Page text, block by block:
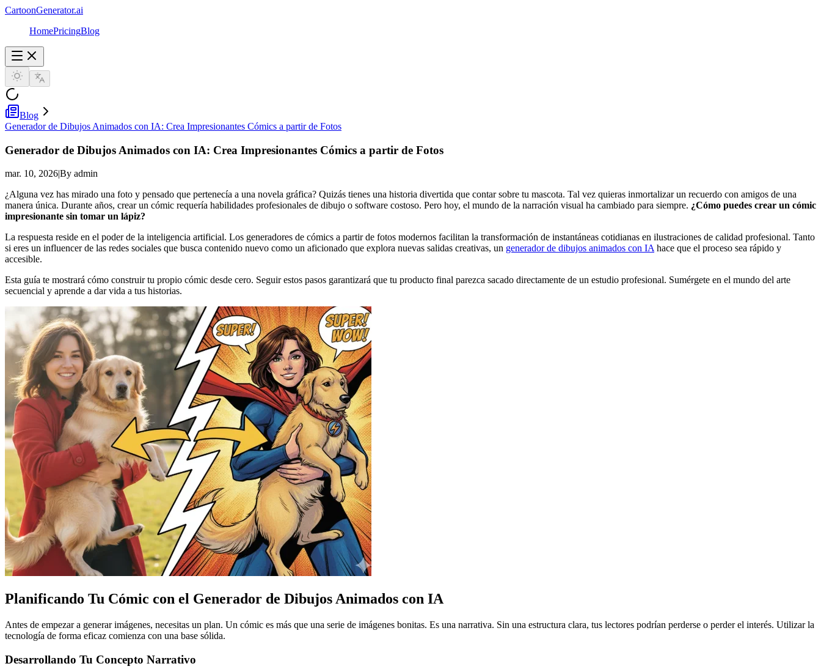
CartoonGenerator.ai
HomePricingBlog
Blog
Generador de Dibujos Animados con IA: Crea Impresionantes Cómics a partir de Fotos
Generador de Dibujos Animados con IA: Crea Impresionantes Cómics a partir de Fotos
mar. 10, 2026|By admin
¿Alguna vez has mirado una foto y pensado que pertenecía a una novela gráfica? Quizás tienes una historia divertida que contar sobre tu mascota. Tal vez quieras inmortalizar un recuerdo con amigos de una
manera única. Durante años, crear un cómic requería habilidades profesionales de dibujo o software costoso. Pero hoy, el mundo de la narración visual ha cambiado para siempre. ¿Cómo puedes crear un cómic
impresionante sin tomar un lápiz?
La respuesta reside en el poder de la inteligencia artificial. Los generadores de cómics a partir de fotos modernos facilitan la transformación de instantáneas cotidianas en ilustraciones de calidad profesional. Tanto
si eres un influencer de las redes sociales que busca contenido nuevo como un aficionado que explora nuevas salidas creativas, un generador de dibujos animados con IAhace que el proceso sea rápido y
accesible.
Esta guía te mostrará cómo construir tu propio cómic desde cero. Seguir estos pasos garantizará que tu producto final parezca sacado directamente de un estudio profesional. Sumérgete en el mundo del arte
secuencial y aprende a dar vida a tus historias.
Planificando Tu Cómic con el Generador de Dibujos Animados con IA
Antes de empezar a generar imágenes, necesitas un plan. Un cómic es más que una serie de imágenes bonitas. Es una narrativa. Sin una estructura clara, tus lectores podrían perderse o perder el interés. Utilizar la
tecnología de forma eficaz comienza con una base sólida.
Desarrollando Tu Concepto Narrativo